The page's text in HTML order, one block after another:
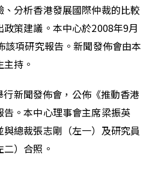
分析香港發展國際仲裁的比較
策建議。本中心於2008年9月
該項研究報告。新聞發佈會由本
持。
新聞發佈會，公佈《推動香港
。本中心理事會主席梁振英
與總裁張志剛（左一）及研究員
）合照。